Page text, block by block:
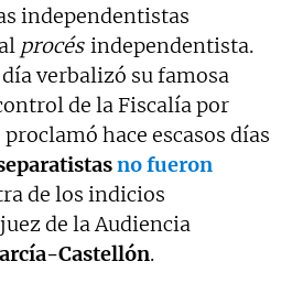
independentistas
procés independentista.
verbalizó su famosa
de la Fiscalía por
hace escasos días
no fueron
de los indicios
de la Audiencia
Castellón.